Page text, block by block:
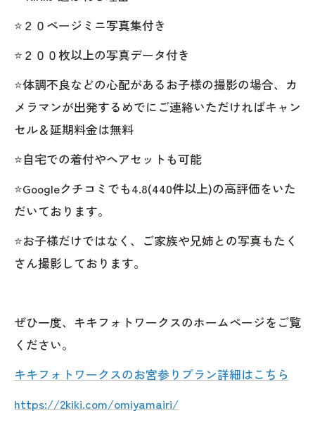
⭐️２０ページミニ写真集付き
⭐️２００枚以上の写真データ付き
⭐️体調不良などの心配があるお子様の撮影の場合、カ
メラマンが出発するめでにご連絡いただければキャン
セル＆延期料金は無料
⭐️自宅での着付やヘアセットも可能
⭐️Googleクチコミでも4.8(440件以上)の高評価をいた
だいております。
⭐️お子様だけではなく、ご家族や兄姉との写真もたく
さん撮影しております。
ぜひ一度、キキフォトワークスのホームページをご覧
ください。
キキフォトワークスのお宮参りプラン詳細はこちら
https://2kiki.com/omiyamairi/